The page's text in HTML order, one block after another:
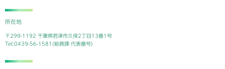
所在地
〒299-1192 千葉県君津市久保2丁目13番1号
Tel:0439-56-1581(総務課 代表番号)